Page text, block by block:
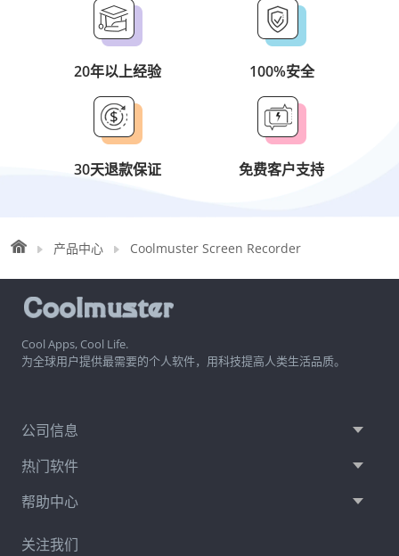
20年以上经验 100%安全
30天退款保证 免费客户支持
产品中心 Coolmuster Screen Recorder
Cool Apps, Cool Life.
为全球用户提供最需要的个人软件，用科技提高人类生活品质。
公司信息
热门软件
帮助中心
关注我们